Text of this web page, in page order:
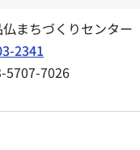
仏まちづくりセンター
2341
5707-7026